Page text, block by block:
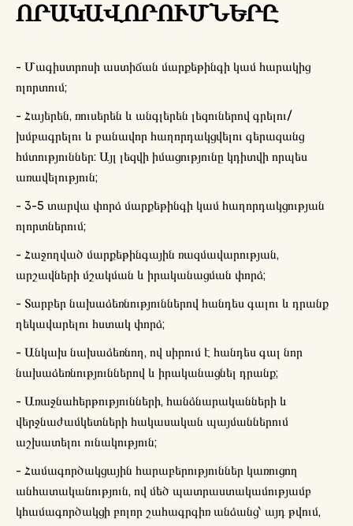
ՈՐԱԿԱՎՈՐՈՒՄՆԵՐԸ
- Մագիստրոսի աստիճան մարքեթինգի կամ հարակից
ոլորտում;
- Հայերեն, ռուսերեն և անգլերեն լեզուներով գրելու/
խմբագրելու և բանավոր հաղորդակցվելու գերազանց
հմտություններ: Այլ լեզվի իմացությունը կդիտվի որպես
առավելություն;
- 3-5 տարվա փորձ մարքեթինգի կամ հաղորդակցության
ոլորտներում;
- Հաջողված մարքեթինգային ռազմավարության,
արշավների մշակման և իրականացման փորձ;
- Տարբեր նախաձեռնություններով հանդես գալու և դրանք
ղեկավարելու հստակ փորձ;
- Անկախ նախաձեռնող, ով սիրում է հանդես գալ նոր
նախաձեռնություններով և իրականացնել դրանք;
- Առաջնահերթությունների, հանձնարականների և
վերջնաժամկետների հակասական պայմաններում
աշխատելու ունակություն;
- Համագործակցային հարաբերություններ կառուցող
անհատականություն, ով մեծ պատրաստակամությամբ
կհամագործակցի բոլոր շահագրգիռ անձանց՝ այդ թվում,